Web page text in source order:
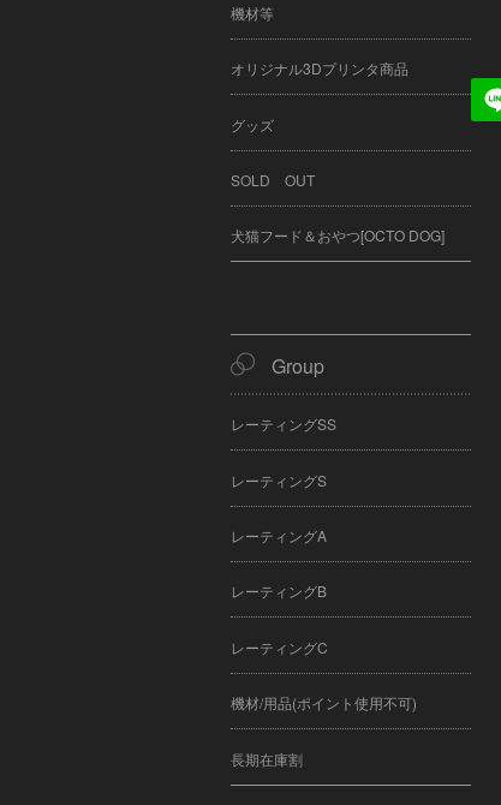
機材等
オリジナル3Dプリンタ商品
グッズ
SOLD OUT
犬猫フード＆おやつ[OCTO DOG]
Group
レーティングSS
レーティングS
レーティングA
レーティングB
レーティングC
機材/用品(ポイント使用不可)
長期在庫割